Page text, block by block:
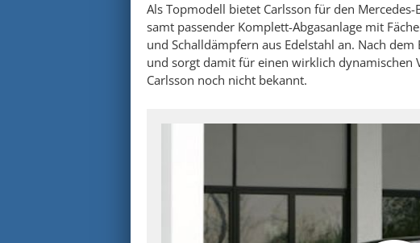
Als Topmodell bietet Carlsson für den Mercedes-
samt passender Komplett-Abgasanlage mit
und Schalldämpfern aus Edelstahl an. Nach
und sorgt damit für einen wirklich dynamischen
Carlsson noch nicht bekannt.